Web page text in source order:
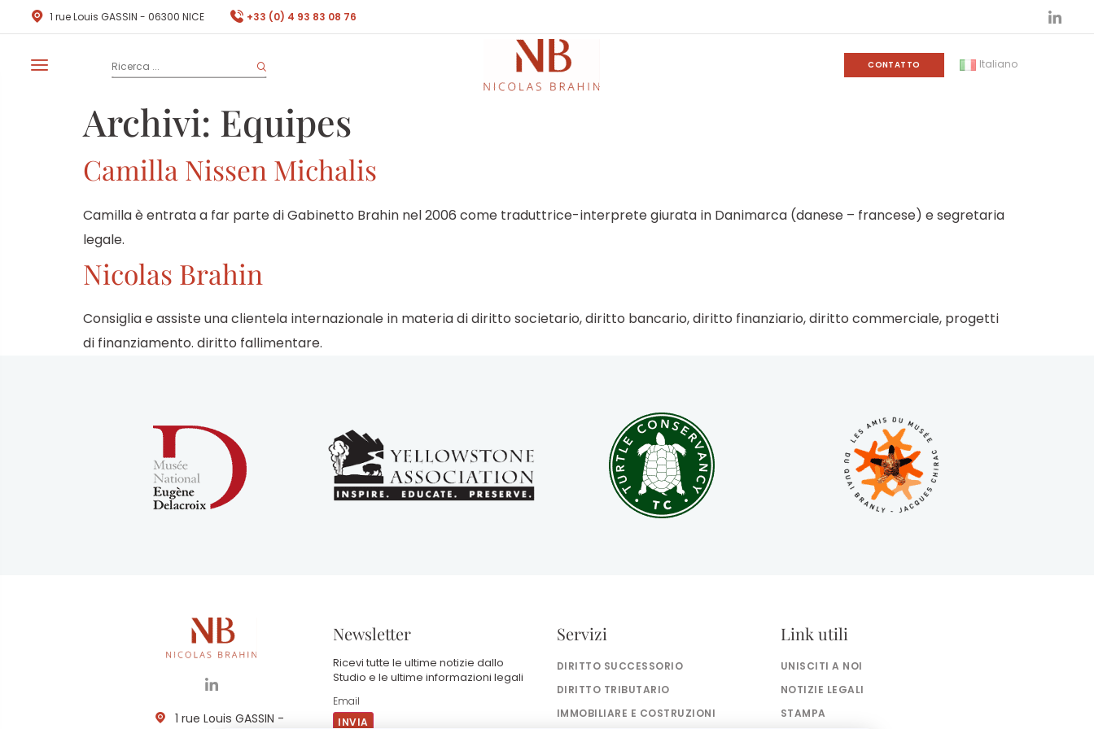
1 rue Louis GASSIN - 06300 NICE +33 (0) 4 93 83 08 76
CONTATTO Italiano
Archivi: Equipes
Camilla Nissen Michalis
Camilla è entrata a far parte di Gabinetto Brahin nel 2006 come traduttrice-interprete giurata in Danimarca (danese – francese) e segretaria
legale.
Nicolas Brahin
Consiglia e assiste una clientela internazionale in materia di diritto societario, diritto bancario, diritto finanziario, diritto commerciale, progetti
di finanziamento. diritto fallimentare.
1 rue Louis GASSIN -
Newsletter
Ricevi tutte le ultime notizie dallo
Studio e le ultime informazioni legali
Servizi
DIRITTO SUCCESSORIO
DIRITTO TRIBUTARIO
IMMOBILIARE E COSTRUZIONI
Link utili
UNISCITI A NOI
NOTIZIE LEGALI
STAMPA